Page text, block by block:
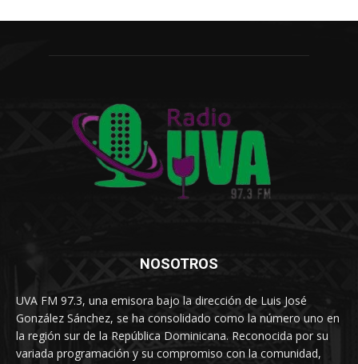
NOSOTROS
UVA FM 97.3, una emisora bajo la dirección de Luis José
González Sánchez, se ha consolidado como la número uno en
la región sur de la República Dominicana. Reconocida por su
variada programación y su compromiso con la comunidad,